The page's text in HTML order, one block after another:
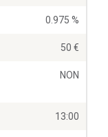
0.975 %
50
NON
13:00